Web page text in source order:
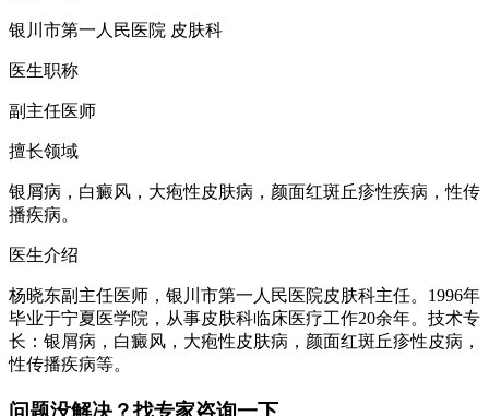
银川市第一人民医院 皮肤科
医生职称
副主任医师
擅长领域
银屑病，白癜风，大疱性皮肤病，颜面红斑丘疹性疾病，性传
播疾病。
医生介绍
杨晓东副主任医师，银川市第一人民医院皮肤科主任。1996年
毕业于宁夏医学院，从事皮肤科临床医疗工作20余年。技术专
长：银屑病，白癜风，大疱性皮肤病，颜面红斑丘疹性皮病，
性传播疾病等。
问题没解决？找专家咨询一下